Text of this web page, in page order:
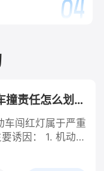
当事人：骑电动闯红灯被车撞责任怎么划分 帮问助手：你是哪一方？ 当事人：骑电动车方 帮问助手：报警了吗？认定书出了吗？责任怎么划分的？ 当事人：已报未定责 帮问助手：有没有人受伤？车损严重吗？ 当事人：有人受伤 帮问助手：伤到哪了？医疗费大概花了多少？ 当事人：轻伤
1. 机动车
驾驶等违法行
，机动车次责